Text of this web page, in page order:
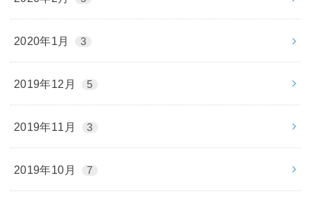
2020年1月 3
2019年12月 5
2019年11月 3
2019年10月 7